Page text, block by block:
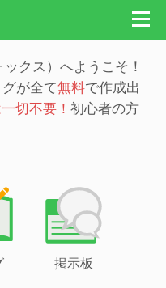
クス）へようこそ！
が全て無料で作成出
切不要！ 初心者の方
掲示板